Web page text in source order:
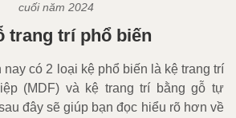
cuối năm 2024
trang trí phổ biến
có 2 loại kệ phổ biến là kệ trang trí
(MDF) và kệ trang trí bằng gỗ tự
đây sẽ giúp bạn đọc hiểu rõ hơn về